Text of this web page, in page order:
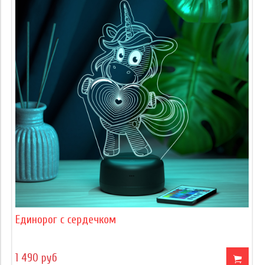
Единорог с сердечком
1 490 руб